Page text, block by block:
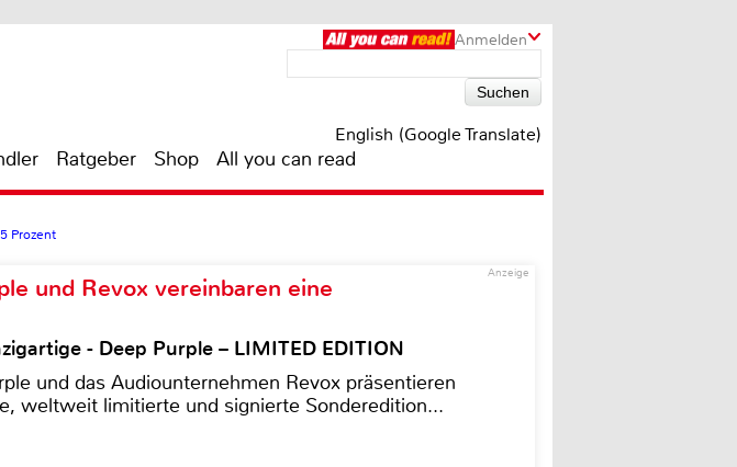
Anmelden
English (Google Translate)
Ratgeber Shop All you can read
Prozent
Anzeige
und Revox vereinbaren eine
- Deep Purple – LIMITED EDITION
und das Audiounternehmen Revox präsentieren
weltweit limitierte und signierte Sonderedition...